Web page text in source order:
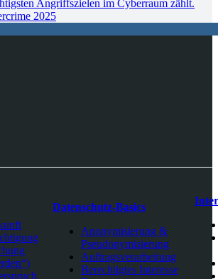
2025
Datenschutz-Basics
Anonymisierung &
Pseudonymisierung
Auftragsverarbeitung
Berechtigtes Interesse